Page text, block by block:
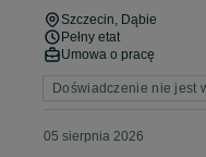
Szczecin, Dąbie
Pełny etat
Umowa o pracę
Doświadczenie nie jest
05 sierpnia 2026